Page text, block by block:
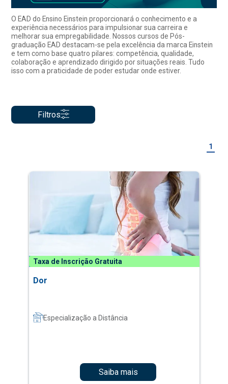
O EAD do Ensino Einstein proporcionará o conhecimento e a
experiência necessários para impulsionar sua carreira e
melhorar sua empregabilidade. Nossos cursos de Pós-
graduação EAD destacam-se pela excelência da marca Einstein
e tem como base quatro pilares: competência, qualidade,
colaboração e aprendizado dirigido por situações reais. Tudo
isso com a praticidade de poder estudar onde estiver.
Filtros
1
Taxa de Inscrição Gratuita
Dor
Especialização a Distância
Saiba mais